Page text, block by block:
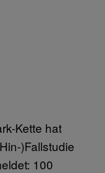
Kette hat
)Fallstudie
100